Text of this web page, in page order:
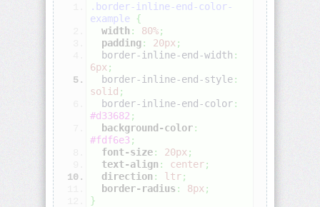
align-
self
all
animation
animation-
delay
animation-
direction
.border-inline-end-color-
example
{
width : 80%;
padding: 20px ;
  border-inline-end-width
:
6px ;
  border-inline-end-style
:
solid ;
  border-inline-end-color
:
#d33682 ;
background-color:
#fdf6e3 ;
font-size: 20px ;
text-align : center;
direction : ltr;
border-radius : 8px ;
}